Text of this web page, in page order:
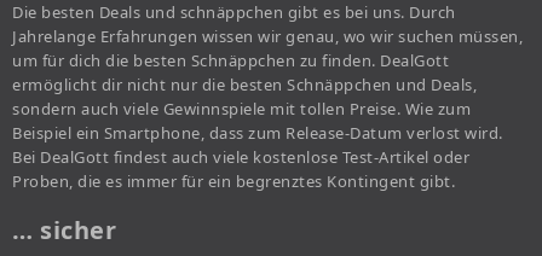
Die besten Deals und schnäppchen gibt es bei uns. Durch
Jahrelange Erfahrungen wissen wir genau, wo wir suchen müssen,
um für dich die besten Schnäppchen zu finden. DealGott
ermöglicht dir nicht nur die besten Schnäppchen und Deals,
sondern auch viele Gewinnspiele mit tollen Preise. Wie zum
Beispiel ein Smartphone, dass zum Release-Datum verlost wird.
Bei DealGott findest auch viele kostenlose Test-Artikel oder
Proben, die es immer für ein begrenztes Kontingent gibt.
… sicher